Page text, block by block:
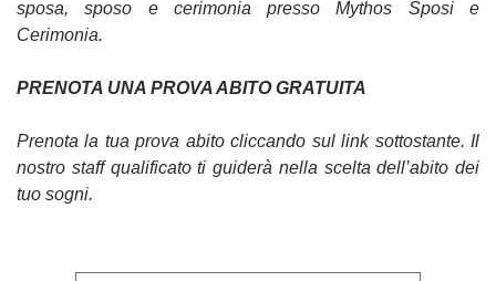
sposa, sposo e cerimonia presso Mythos Sposi e
Cerimonia.
PRENOTA UNA PROVA ABITO GRATUITA
Prenota la tua prova abito cliccando sul link sottostante. Il
nostro staff qualificato ti guiderà nella scelta dell’abito dei
tuo sogni.